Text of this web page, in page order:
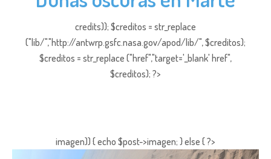
credits)); $creditos = str_replace
("lib/","http://antwrp.gsfc.nasa.gov/apod/lib/", $creditos);
$creditos = str_replace ("href","target='_blank' href",
$creditos); ?>
imagen)) { echo $post->imagen; } else { ?>